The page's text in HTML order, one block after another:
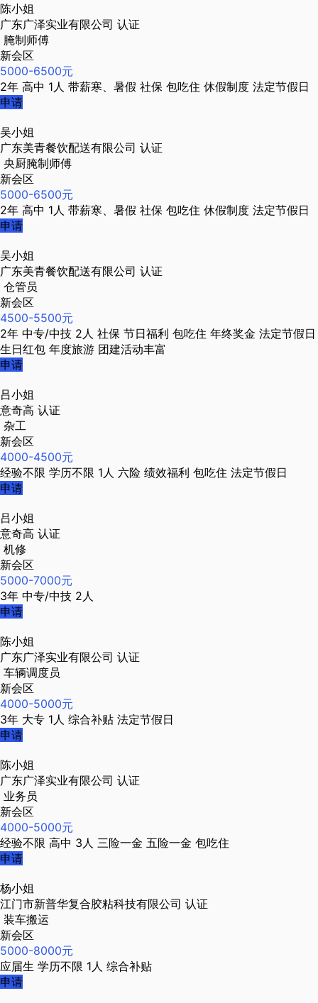
陈小姐
广东广泽实业有限公司 认证
腌制师傅
新会区
5000-6500元
2年 高中 1人 带薪寒、暑假 社保 包吃住 休假制度 法定节假日
申请
吴小姐
广东美青餐饮配送有限公司 认证
央厨腌制师傅
新会区
5000-6500元
2年 高中 1人 带薪寒、暑假 社保 包吃住 休假制度 法定节假日
申请
吴小姐
广东美青餐饮配送有限公司 认证
仓管员
新会区
4500-5500元
2年 中专/中技 2人 社保 节日福利 包吃住 年终奖金 法定节假日
生日红包 年度旅游 团建活动丰富
申请
吕小姐
意奇高 认证
杂工
新会区
4000-4500元
经验不限 学历不限 1人 六险 绩效福利 包吃住 法定节假日
申请
吕小姐
意奇高 认证
机修
新会区
5000-7000元
3年 中专/中技 2人
申请
陈小姐
广东广泽实业有限公司 认证
车辆调度员
新会区
4000-5000元
3年 大专 1人 综合补贴 法定节假日
申请
陈小姐
广东广泽实业有限公司 认证
业务员
新会区
4000-5000元
经验不限 高中 3人 三险一金 五险一金 包吃住
申请
杨小姐
江门市新普华复合胶粘科技有限公司 认证
装车搬运
新会区
5000-8000元
应届生 学历不限 1人 综合补贴
申请